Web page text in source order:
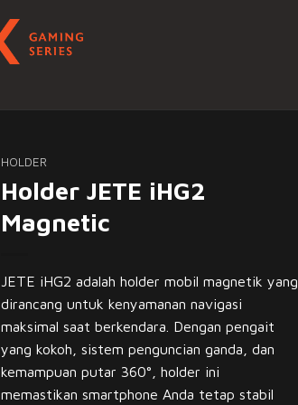
HOLDER
Holder JETE iHG2
Magnetic
JETE iHG2 adalah holder mobil magnetik yang
dirancang untuk kenyamanan navigasi
maksimal saat berkendara. Dengan pengait
yang kokoh, sistem penguncian ganda, dan
kemampuan putar 360°, holder ini
memastikan smartphone Anda tetap stabil